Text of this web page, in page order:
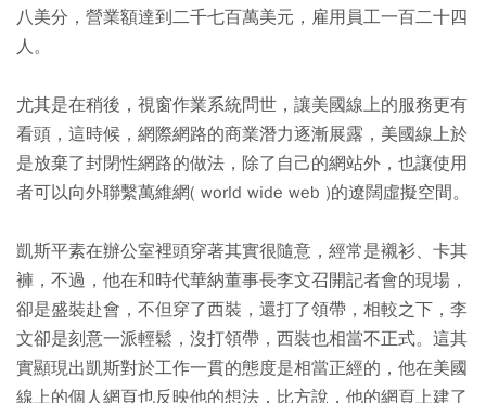
八美分，營業額達到二千七百萬美元，雇用員工一百二十四
人。
尤其是在稍後，視窗作業系統問世，讓美國線上的服務更有
看頭，這時候，網際網路的商業潛力逐漸展露，美國線上於
是放棄了封閉性網路的做法，除了自己的網站外，也讓使用
者可以向外聯繫萬維網( world wide web )的遼闊虛擬空間。
凱斯平素在辦公室裡頭穿著其實很隨意，經常是襯衫、卡其
褲，不過，他在和時代華納董事長李文召開記者會的現場，
卻是盛裝赴會，不但穿了西裝，還打了領帶，相較之下，李
文卻是刻意一派輕鬆，沒打領帶，西裝也相當不正式。這其
實顯現出凱斯對於工作一貫的態度是相當正經的，他在美國
線上的個人網頁也反映他的想法，比方說，他的網頁上建了